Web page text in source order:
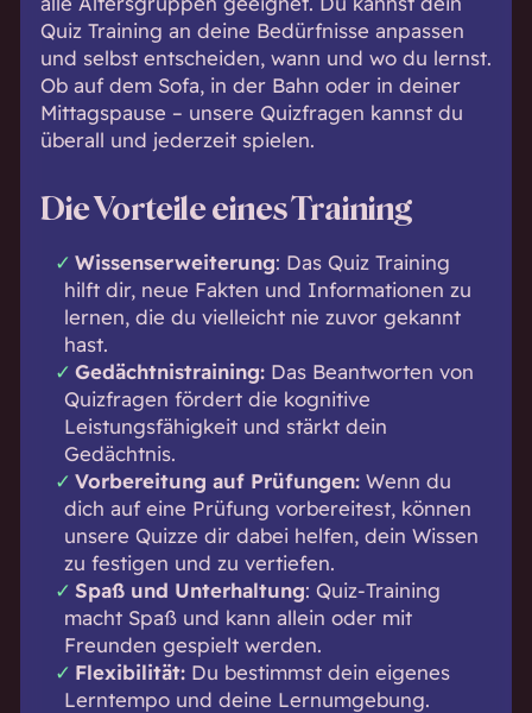
Quiz Training an deine Bedürfnisse anpassen
und selbst entscheiden, wann und wo du lernst.
Ob auf dem Sofa, in der Bahn oder in deiner
Mittagspause – unsere Quizfragen kannst du
überall und jederzeit spielen.
Die Vorteile eines Training
Wissenserweiterung: Das Quiz Training
hilft dir, neue Fakten und Informationen zu
lernen, die du vielleicht nie zuvor gekannt
hast.
Gedächtnistraining: Das Beantworten von
Quizfragen fördert die kognitive
Leistungsfähigkeit und stärkt dein
Gedächtnis.
Vorbereitung auf Prüfungen: Wenn du
dich auf eine Prüfung vorbereitest, können
unsere Quizze dir dabei helfen, dein Wissen
zu festigen und zu vertiefen.
Spaß und Unterhaltung: Quiz-Training
macht Spaß und kann allein oder mit
Freunden gespielt werden.
Flexibilität:Du bestimmst dein eigenes
Lerntempo und deine Lernumgebung.